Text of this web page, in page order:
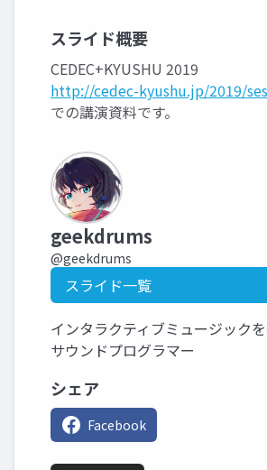
スライド概要
CEDEC+KYUSHU 2019
http://cedec-kyushu.jp/2019/
での講演資料です。
geekdrums
@geekdrums
スライド一覧
インタラクティブミュージック
サウンドプログラマー
シェア
Facebook